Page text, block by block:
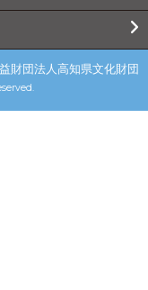
財団法人高知県文化財団